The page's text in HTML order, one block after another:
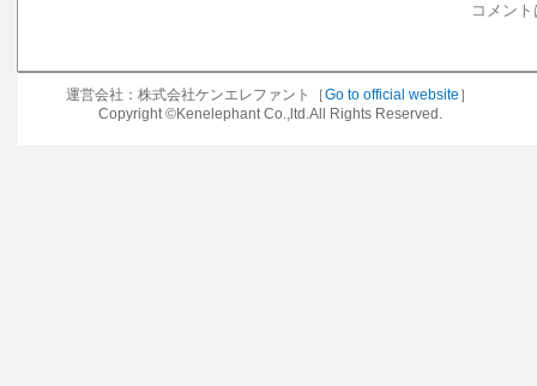
コメン
運営会社：株式会社ケンエレファント［Go to official website ］
Copyright ©Kenelephant Co.,ltd.All Rights Reserved.